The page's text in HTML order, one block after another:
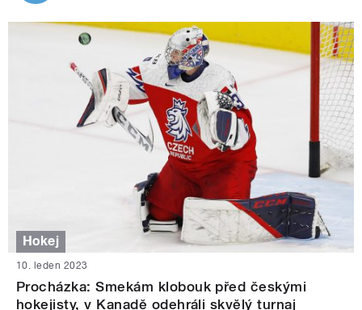
Hokej
10. leden 2023
Procházka: Smekám klobouk před českými
hokejisty, v Kanadě odehráli skvělý turnaj